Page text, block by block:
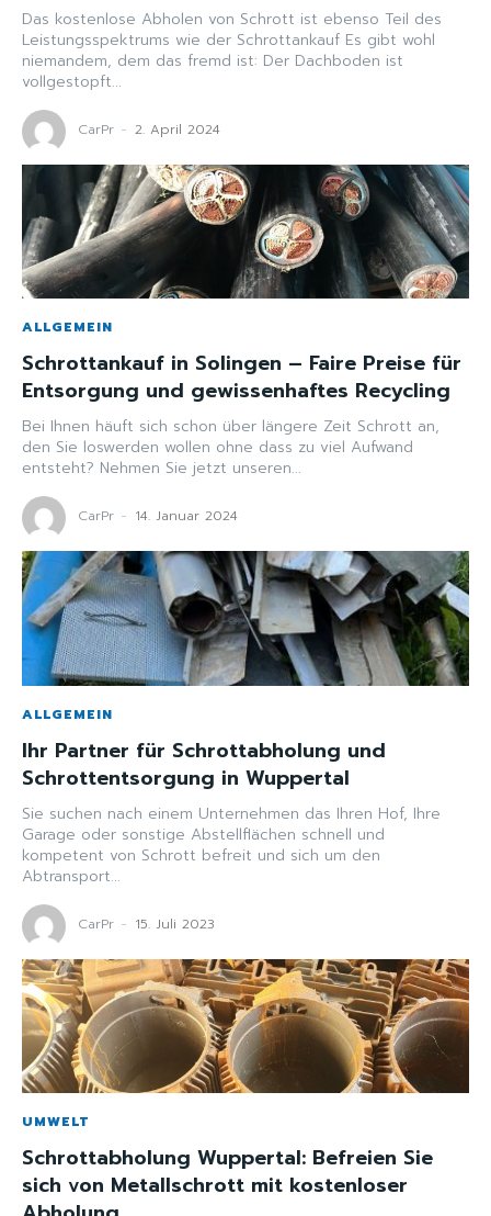
Das kostenlose Abholen von Schrott ist ebenso Teil des
Leistungsspektrums wie der Schrottankauf Es gibt wohl
niemandem, dem das fremd ist: Der Dachboden ist
vollgestopft...
CarPr - 2. April 2024
ALLGEMEIN
Schrottankauf in Solingen – Faire Preise für
Entsorgung und gewissenhaftes Recycling
Bei Ihnen häuft sich schon über längere Zeit Schrott an,
den Sie loswerden wollen ohne dass zu viel Aufwand
entsteht? Nehmen Sie jetzt unseren...
CarPr - 14. Januar 2024
ALLGEMEIN
Ihr Partner für Schrottabholung und
Schrottentsorgung in Wuppertal
Sie suchen nach einem Unternehmen das Ihren Hof, Ihre
Garage oder sonstige Abstellflächen schnell und
kompetent von Schrott befreit und sich um den
Abtransport...
CarPr - 15. Juli 2023
UMWELT
Schrottabholung Wuppertal: Befreien Sie
sich von Metallschrott mit kostenloser